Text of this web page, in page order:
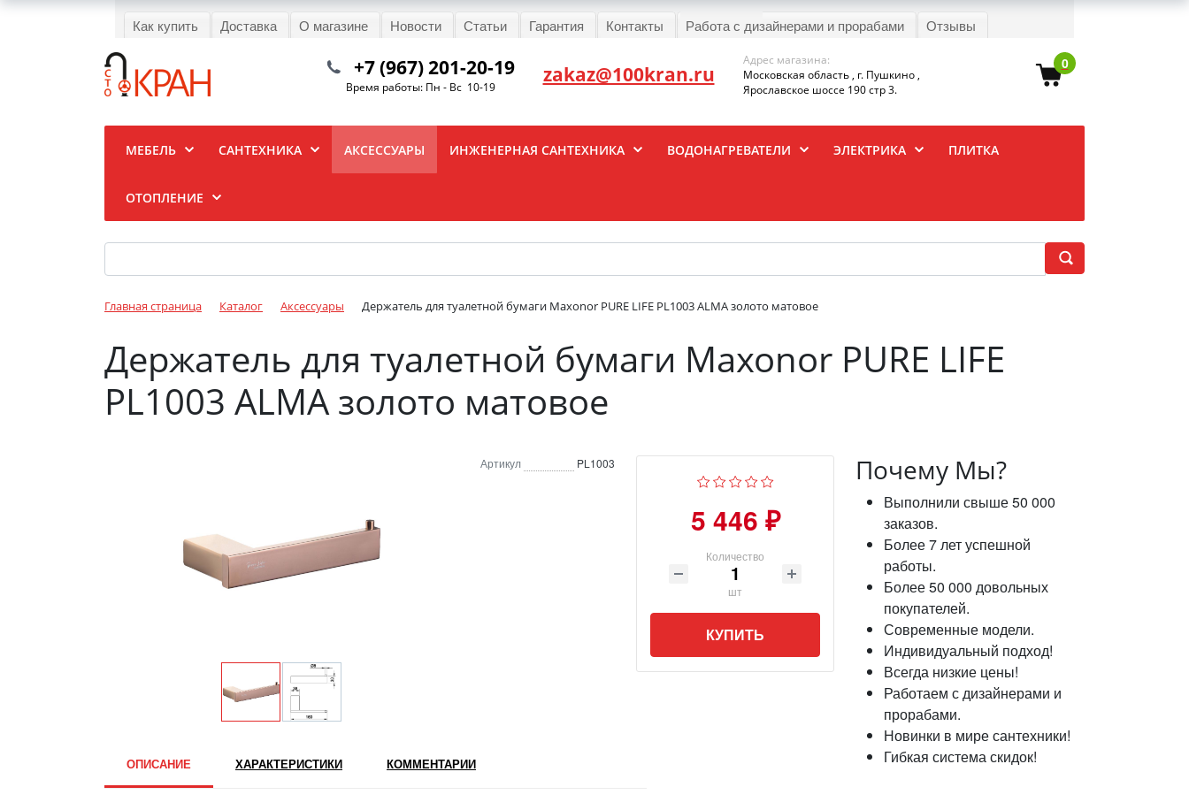
Как купить Доставка О магазине Новости Статьи Гарантия Контакты Работа с дизайнерами и прорабами Отзывы
0
+7 (967) 201-20-19
Время работы: Пн - Вс 10-19 zakaz@100kran.ru
Адрес магазина:
Московская область , г. Пушкино ,
Ярославское шоссе 190 стр 3.
МЕБЕЛЬ САНТЕХНИКА АКСЕССУАРЫ ИНЖЕНЕРНАЯ САНТЕХНИКА ВОДОНАГРЕВАТЕЛИ ЭЛЕКТРИКА ПЛИТКА
ОТОПЛЕНИЕ
Главная страница Каталог Аксессуары Держатель для туалетной бумаги Maxonor PURE LIFE PL1003 ALMA золото матовое
Держатель для туалетной бумаги Maxonor PURE LIFE
PL1003 ALMA золото матовое
Артикул PL1003
5 446 ₽
Количество
шт
КУПИТЬ
ОПИСАНИЕ ХАРАКТЕРИСТИКИ КОММЕНТАРИИ
Почему Мы?
Выполнили свыше 50 000
заказов.
Более 7 лет успешной
работы.
Более 50 000 довольных
покупателей.
Современные модели.
Индивидуальный подход!
Всегда низкие цены!
Работаем с дизайнерами и
прорабами.
Новинки в мире сантехники!
Гибкая система скидок!